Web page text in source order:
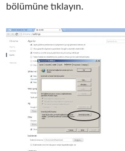
bölümüne tıklayın.